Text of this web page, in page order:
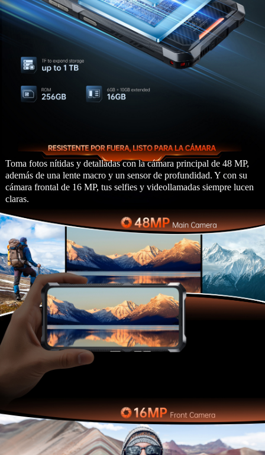
Toma fotos nítidas y detalladas con la cámara principal de 48 MP,
además de una lente macro y un sensor de profundidad. Y con su
cámara frontal de 16 MP, tus selfies y videollamadas siempre lucen
claras.